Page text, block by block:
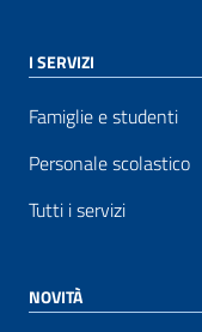
I SERVIZI
Famiglie e studenti
Personale scolastico
Tutti i servizi
NOVITÀ